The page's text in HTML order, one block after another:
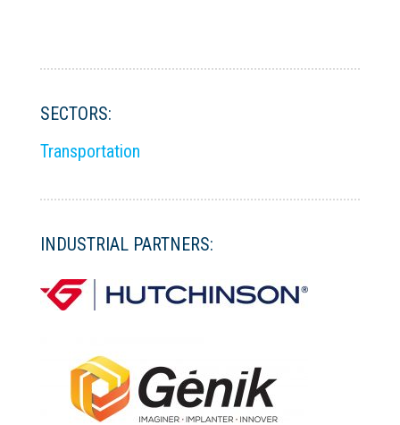
SECTORS:
Transportation
INDUSTRIAL PARTNERS: